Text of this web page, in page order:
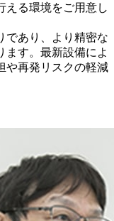
える環境をご用意し
であり、より精密な
ます。最新設備によ
や再発リスクの軽減